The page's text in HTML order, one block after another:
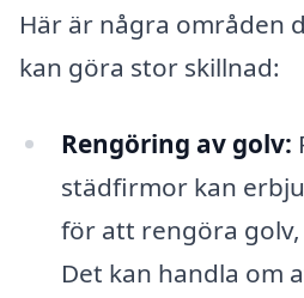
Här är några områden
kan göra stor skillnad:
Rengöring av golv:
städfirmor kan
för att rengöra
Det kan handla om